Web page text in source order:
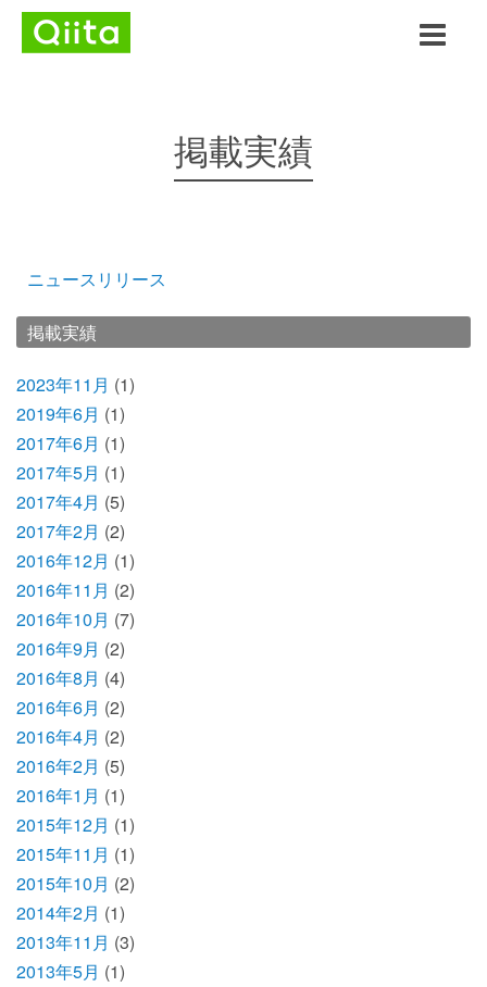
掲載実績
ニュースリリース
掲載実績
2023年11月 (1)
2019年6月 (1)
2017年6月 (1)
2017年5月 (1)
2017年4月 (5)
2017年2月 (2)
2016年12月 (1)
2016年11月 (2)
2016年10月 (7)
2016年9月 (2)
2016年8月 (4)
2016年6月 (2)
2016年4月 (2)
2016年2月 (5)
2016年1月 (1)
2015年12月 (1)
2015年11月 (1)
2015年10月 (2)
2014年2月 (1)
2013年11月 (3)
2013年5月 (1)